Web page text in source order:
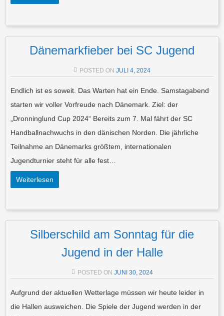
Dänemarkfieber bei SC Jugend
POSTED ON JULI 4, 2024
Endlich ist es soweit. Das Warten hat ein Ende. Samstagabend
starten wir voller Vorfreude nach Dänemark. Ziel: der
„Dronninglund Cup 2024“ Bereits zum 7. Mal fährt der SC
Handballnachwuchs in den dänischen Norden. Die jährliche
Teilnahme an Dänemarks größtem, internationalen
Jugendturnier steht für alle fest…
Weiterlesen
Silberschild am Sonntag für die
Jugend in der Halle
POSTED ON JUNI 30, 2024
Aufgrund der aktuellen Wetterlage müssen wir heute leider in
die Hallen ausweichen. Die Spiele der Jugend werden in der